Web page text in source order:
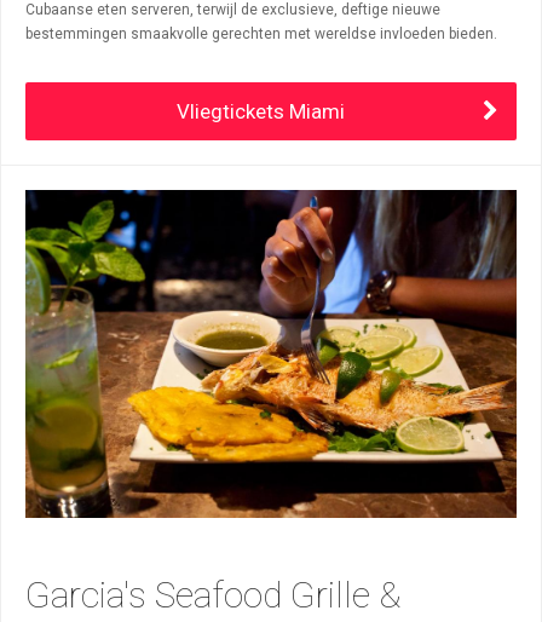
Cubaanse eten serveren, terwijl de exclusieve, deftige nieuwe
bestemmingen smaakvolle gerechten met wereldse invloeden bieden.
Vliegtickets Miami
Garcia's Seafood Grille &